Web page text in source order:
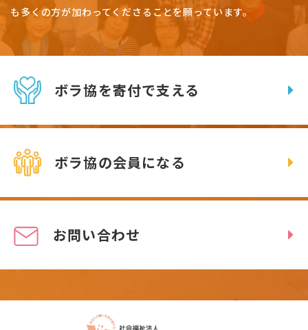
も多くの方が加わってくださることを願っています。
ボラ協を寄付で支える
ボラ協の会員になる
お問い合わせ